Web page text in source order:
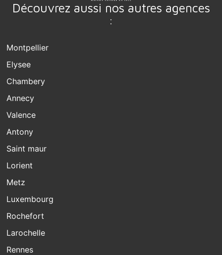
Découvrez aussi nos autres agences
:
Montpellier
Elysee
Chambery
Annecy
Valence
Antony
Saint maur
Lorient
Metz
Luxembourg
Rochefort
Larochelle
Rennes